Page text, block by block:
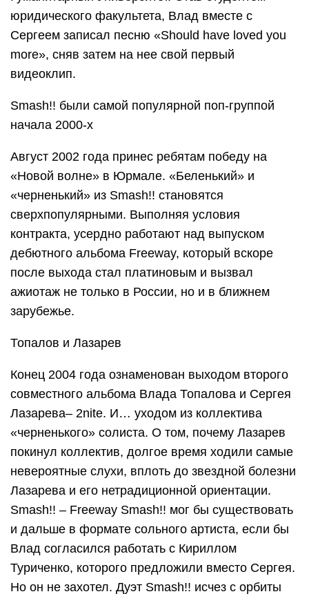
юридического факультета, Влад вместе с
Сергеем записал песню «Should have loved you
more», сняв затем на нее свой первый
видеоклип.
Smash!! были самой популярной поп-группой
начала 2000-х
Август 2002 года принес ребятам победу на
«Новой волне» в Юрмале. «Беленький» и
«черненький» из Smash!! становятся
сверхпопулярными. Выполняя условия
контракта, усердно работают над выпуском
дебютного альбома Freeway, который вскоре
после выхода стал платиновым и вызвал
ажиотаж не только в России, но и в ближнем
зарубежье.
Топалов и Лазарев
Конец 2004 года ознаменован выходом второго
совместного альбома Влада Топалова и Сергея
Лазарева– 2nite. И… уходом из коллектива
«черненького» солиста. О том, почему Лазарев
покинул коллектив, долгое время ходили самые
невероятные слухи, вплоть до звездной болезни
Лазарева и его нетрадиционной ориентации.
Smash!! – Freeway Smash!! мог бы существовать
и дальше в формате сольного артиста, если бы
Влад согласился работать с Кириллом
Туриченко, которого предложили вместо Сергея.
Но он не захотел. Дуэт Smash!! исчез с орбиты